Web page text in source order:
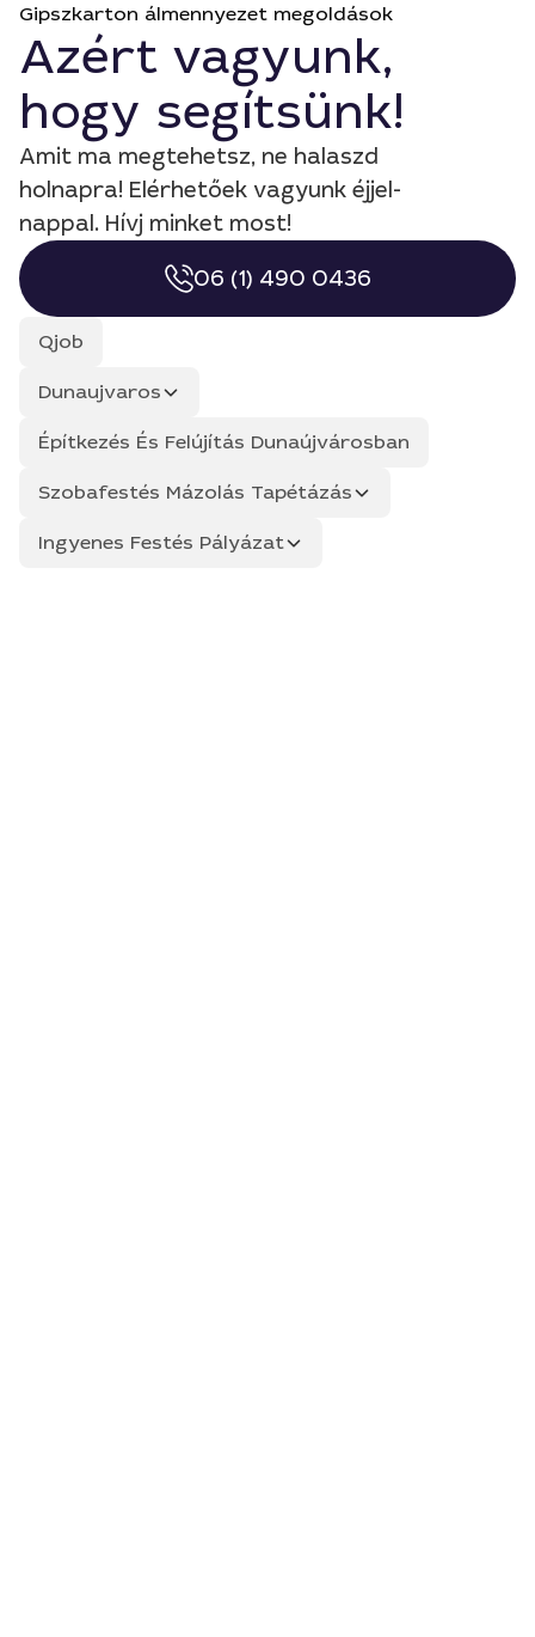
Gipszkarton álmennyezet megoldások
Azért vagyunk,
hogy segítsünk!
Amit ma megtehetsz, ne halaszd
holnapra! Elérhetőek vagyunk éjjel-
nappal. Hívj minket most!
06 (1) 490 0436
Qjob
Dunaujvaros
Építkezés És Felújítás Dunaújvárosban
Szobafestés Mázolás Tapétázás
Ingyenes Festés Pályázat